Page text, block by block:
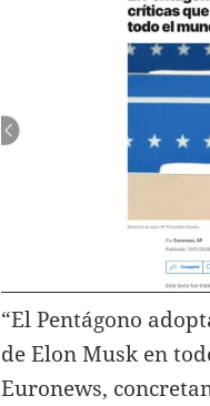
“El Pentágono
de Elon Musk en
Euronews,